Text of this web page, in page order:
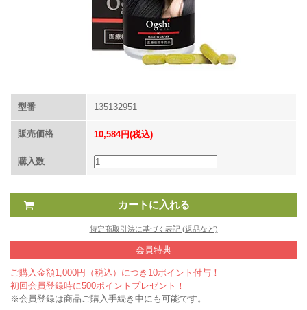
型番 135132951
販売価格 10,584円(税込)
購入数
特定商取引法に基づく表記 (返品など)
会員特典
ご購入金額1,000円（税込）につき10ポイント付与！
初回会員登録時に500ポイントプレゼント！
※会員登録は商品ご購入手続き中にも可能です。